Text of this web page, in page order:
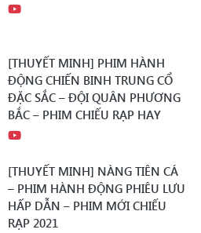
[THUYẾT MINH] PHIM HÀNH
ĐỘNG CHIẾN BINH TRUNG CỔ
ĐẶC SẮC – ĐỘI QUÂN PHƯƠNG
BẮC – PHIM CHIẾU RẠP HAY
[THUYẾT MINH] NÀNG TIÊN CÁ
– PHIM HÀNH ĐỘNG PHIÊU LƯU
HẤP DẪN – PHIM MỚI CHIẾU
RẠP 2021